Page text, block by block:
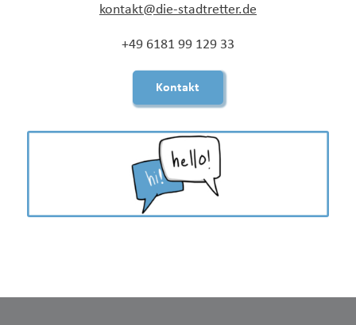
kontakt@die-stadtretter.de
+49 6181 99 129 33
Kontakt